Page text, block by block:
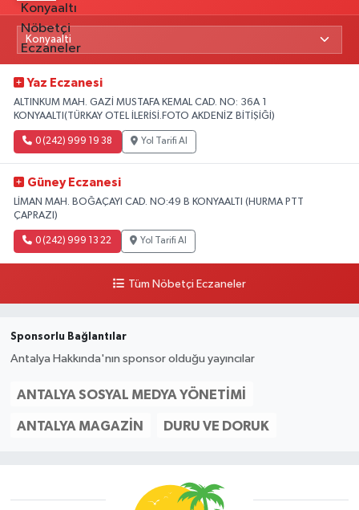
Yaz Eczanesi
ALTINKUM MAH. GAZİ MUSTAFA KEMAL CAD. NO: 36A 1
KONYAALTI(TÜRKAY OTEL İLERİSİ.FOTO AKDENİZ BİTİŞİĞİ)
0 (242) 999 19 38 Yol Tarifi Al
Güney Eczanesi
LİMAN MAH. BOĞAÇAYI CAD. NO:49 B KONYAALTI (HURMA PTT
ÇAPRAZI)
0 (242) 999 13 22 Yol Tarifi Al
Tüm Nöbetçi Eczaneler
Sponsorlu Bağlantılar
Antalya Hakkında'nın sponsor olduğu yayıncılar
ANTALYA SOSYAL MEDYA YÖNETIMI
ANTALYA MAGAZIN DURU VE DORUK